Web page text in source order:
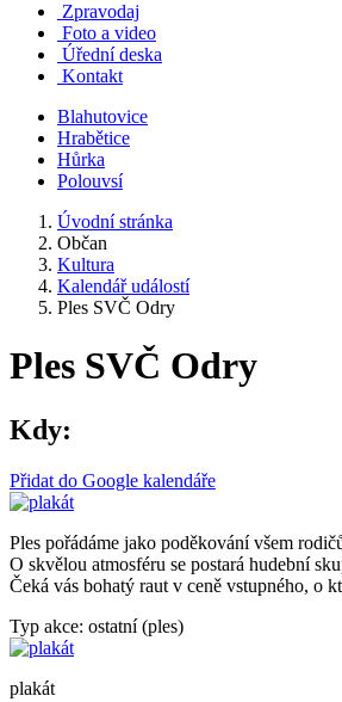
Zpravodaj
Foto a video
Úřední deska
Kontakt
Blahutovice
Hrabětice
Hůrka
Polouvsí
Úvodní stránka
Občan
Kultura
Kalendář událostí
Ples SVČ Odry
Ples SVČ Odry
Kdy:
Přidat do Google kalendáře
Ples pořádáme jako poděkování všem
O skvělou atmosféru se postará hudební
Čeká vás bohatý raut v ceně vstupného, o
Typ akce: ostatní (ples)
plakát